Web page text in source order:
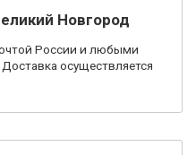
Новгород
России и любыми
осуществляется